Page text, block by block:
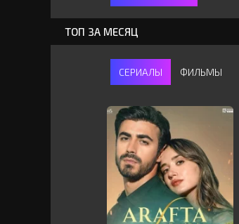
ТОП ЗА МЕСЯЦ
СЕРИАЛЫ ФИЛЬМЫ